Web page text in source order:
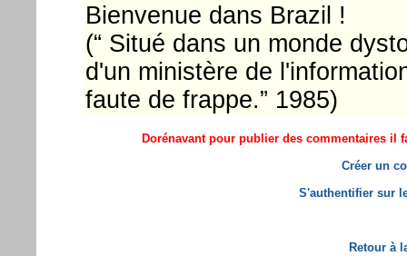
Bienvenue dans Brazil !
(“ Situé dans un monde
d'un ministère de
faute de frappe.” 1985)
Dorénavant pour publier des commentaires il
Créer un
S'authentifier sur
Retour à